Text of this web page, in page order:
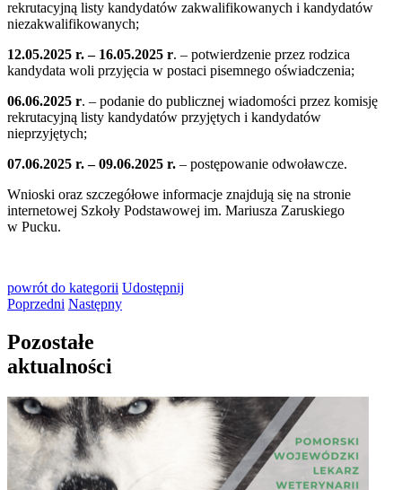
rekrutacyjną listy kandydatów zakwalifikowanych i kandydatów
niezakwalifikowanych;
12.05.2025 r. – 16.05.2025 r. – potwierdzenie przez rodzica
kandydata woli przyjęcia w postaci pisemnego oświadczenia;
06.06.2025 r. – podanie do publicznej wiadomości przez komisję
rekrutacyjną listy kandydatów przyjętych i kandydatów
nieprzyjętych;
07.06.2025 r. – 09.06.2025 r. – postępowanie odwoławcze.
Wnioski oraz szczegółowe informacje znajdują się na stronie
internetowej Szkoły Podstawowej im. Mariusza Zaruskiego
w Pucku.
powrót do kategorii Udostępnij
Poprzedni Następny
Pozostałe
aktualności